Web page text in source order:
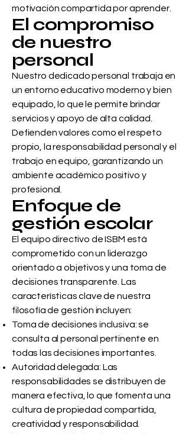
motivación compartida por aprender.
El compromiso
de nuestro
personal
Nuestro dedicado personal trabaja en
un entorno educativo moderno y bien
equipado, lo que le permite brindar
servicios y apoyo de alta calidad.
Defienden valores como el respeto
propio, la responsabilidad personal y el
trabajo en equipo, garantizando un
ambiente académico positivo y
profesional.
Enfoque de
gestión escolar
El equipo directivo de ISBM está
comprometido con un liderazgo
orientado a objetivos y una toma de
decisiones transparente. Las
características clave de nuestra
filosofía de gestión incluyen:
Toma de decisiones inclusiva: se
consulta al personal pertinente en
todas las decisiones importantes.
Autoridad delegada: Las
responsabilidades se distribuyen de
manera efectiva, lo que fomenta una
cultura de propiedad compartida,
creatividad y responsabilidad.